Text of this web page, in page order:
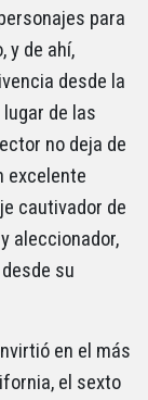
para
y de ahí,
desde la
de las
no deja de
excelente
cautivador de
aleccionador,
su
en el más
el sexto